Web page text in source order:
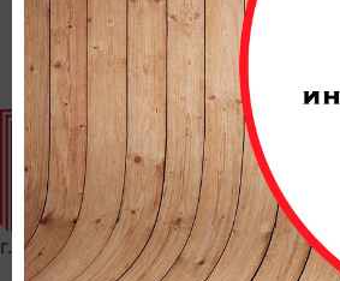
требовать документ,
эксплуатационные параметры
г. Екатеринбург, Аппаратная ул. 2,